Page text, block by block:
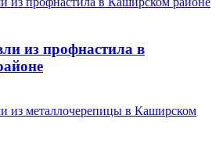
из профнастила в